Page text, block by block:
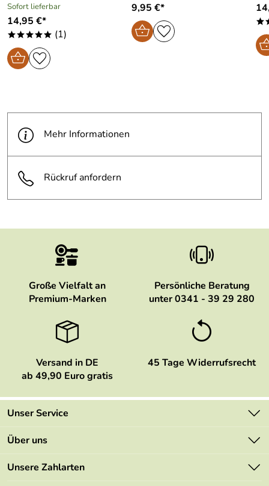
Sofort lieferbar
14,95 €*
***** (1)
9,95 €*
Mehr Informationen
Rückruf anfordern
Große Vielfalt an
Premium-Marken
Persönliche Beratung
unter 0341 - 39 29 280
Versand in DE
ab 49,90 Euro gratis
45 Tage Widerrufsrecht
Unser Service
Kontakt
Mehrwertsteuerfrei
Über uns
Marken
Unsere Zahlarten